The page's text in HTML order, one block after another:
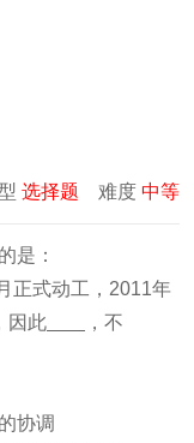
选择题 难度 中等
是：
正式动工，2011年
因此
，不
协调